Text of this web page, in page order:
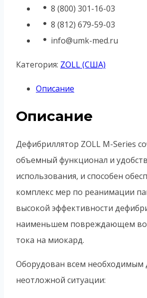
8 (800) 301-16-03
8 (812) 679-59-03
info@umk-med.ru
Категория: ZOLL (США)
Описание
Описание
Дефибриллятор ZOLL M-Series
объемный функционал и
использования, и способен
комплекс мер по реанимации
высокой эффективности
наименьшем повреждающем
тока на миокард.
Оборудован всем необходимым
неотложной ситуации: